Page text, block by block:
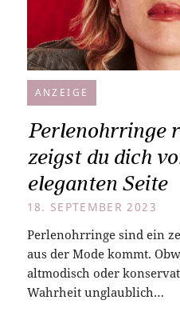
ANZEIGE
Perlenohrringe
zeigst du dich
eleganten Seite
18. SEPTEMBER 2023
Perlenohrringe sind ein
aus der Mode kommt.
altmodisch oder
Wahrheit unglaublich…